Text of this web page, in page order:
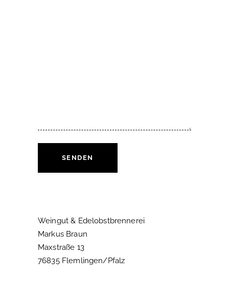
SENDEN
Weingut & Edelobstbrennerei
Markus Braun
Maxstraße 13
76835 Flemlingen/Pfalz